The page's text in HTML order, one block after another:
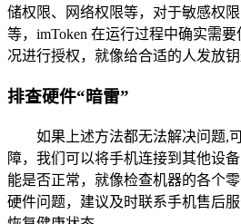
储权限、网络权限等，对于敏感权
等，imToken 在运行过程中确实需
况进行授权，就像给合适的人发放钥
排查硬件“暗雷”
如果上述方法都无法解决问题,
障，我们可以将手机连接到其他设
能是否正常，就像检查机器的各个
硬件问题，建议及时联系手机售后